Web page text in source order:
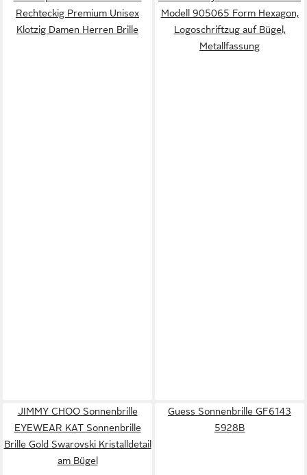
Rechteckig Premium Unisex
Klotzig Damen Herren Brille
Modell 905065 Form Hexagon,
Logoschriftzug auf Bügel,
Metallfassung
JIMMY CHOO Sonnenbrille
EYEWEAR KAT Sonnenbrille
Brille Gold Swarovski Kristalldetail
am Bügel
Guess Sonnenbrille GF6143
5928B